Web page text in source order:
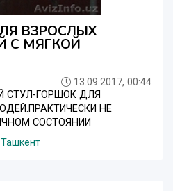
ВЗРОСЛЫХ
С МЯГКОЙ
13.09.2017, 00:44
СТУЛ-ГОРШОК ДЛЯ
НЕ
СОСТОЯНИИ
Ташкент